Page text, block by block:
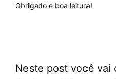
Obrigado e boa leitura!
Neste post você vai